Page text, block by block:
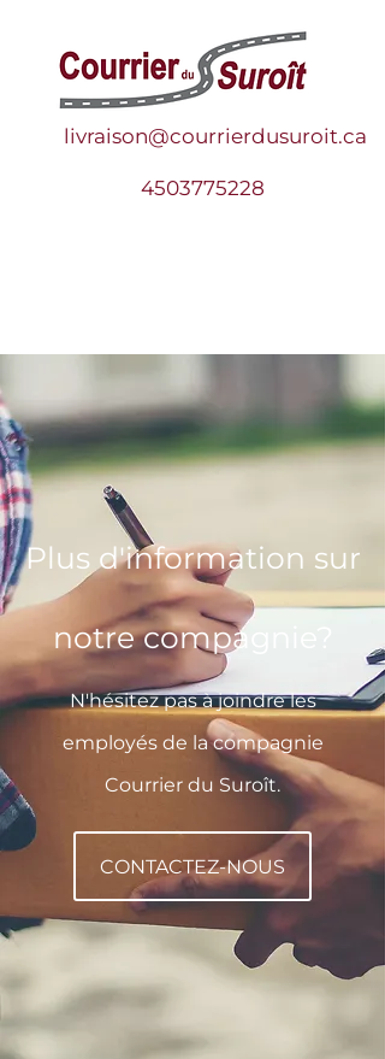
livraison@courrierdusuroit.ca
4503775228
Plus d'information sur
notre compagnie?
N'hésitez pas à joindre les
employés de la compagnie
Courrier du Suroît.
CONTACTEZ-NOUS